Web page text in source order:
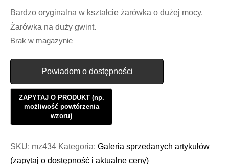
Bardzo oryginalna w kształcie żarówka o dużej mocy.
Żarówka na duży gwint.
Brak w magazynie
Powiadom o dostępności
SKU: mz434 Kategoria: Galeria sprzedanych artykułów
(zapytaj o dostępność i aktualne ceny)